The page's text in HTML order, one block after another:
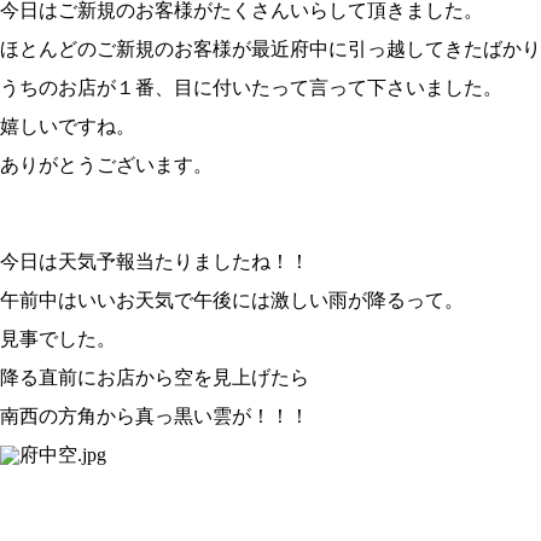
今日はご新規のお客様がたくさんいらして頂きました。
ほとんどのご新規のお客様が最近府中に引っ越してきたばか
うちのお店が１番、目に付いたって言って下さいました。
嬉しいですね。
ありがとうございます。
今日は天気予報当たりましたね！！
午前中はいいお天気で午後には激しい雨が降るって。
見事でした。
降る直前にお店から空を見上げたら
南西の方角から真っ黒い雲が！！！